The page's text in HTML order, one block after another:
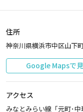
住所
神奈川県横浜市中区山下
Google Mapsで
アクセス
みなとみらい線「元町･